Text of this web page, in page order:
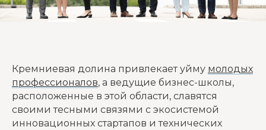
Кремниевая долина привлекает уйму молодых
профессионалов, а ведущие бизнес-школы,
расположенные в этой области, славятся
своими тесными связями с экосистемой
инновационных стартапов и технических